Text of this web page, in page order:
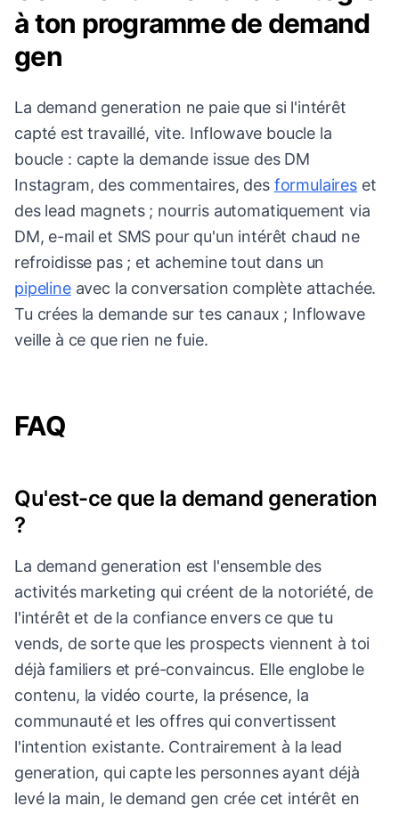
à ton programme de demand
gen
La demand generation ne paie que si l'intérêt
capté est travaillé, vite. Inflowave boucle la
boucle : capte la demande issue des DM
Instagram, des commentaires, des formulaireset
des lead magnets ; nourris automatiquement via
DM, e-mail et SMS pour qu'un intérêt chaud ne
refroidisse pas ; et achemine tout dans un
pipelineavec la conversation complète attachée.
Tu crées la demande sur tes canaux ; Inflowave
veille à ce que rien ne fuie.
FAQ
Qu'est-ce que la demand generation
?
La demand generation est l'ensemble des
activités marketing qui créent de la notoriété, de
l'intérêt et de la confiance envers ce que tu
vends, de sorte que les prospects viennent à toi
déjà familiers et pré-convaincus. Elle englobe le
contenu, la vidéo courte, la présence, la
communauté et les offres qui convertissent
l'intention existante. Contrairement à la lead
generation, qui capte les personnes ayant déjà
levé la main, le demand gen crée cet intérêt en